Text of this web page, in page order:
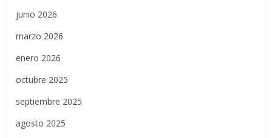
junio 2026
marzo 2026
enero 2026
octubre 2025
septiembre 2025
agosto 2025